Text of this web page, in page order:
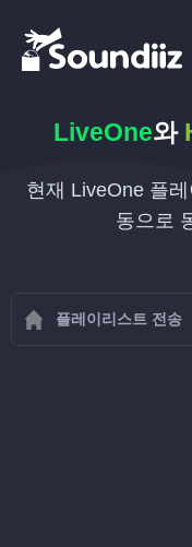
LiveOne와
현재 LiveOne 플
동으로
플레이리스트 전송